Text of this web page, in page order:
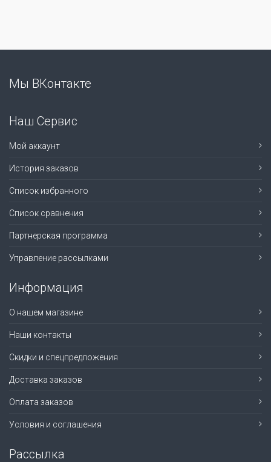
Мы ВКонтакте
Наш Сервис
Мой аккаунт
История заказов
Список избранного
Список сравнения
Партнерская программа
Управление рассылками
Информация
О нашем магазине
Наши контакты
Скидки и спецпредложения
Доставка заказов
Оплата заказов
Условия и соглашения
Рассылка